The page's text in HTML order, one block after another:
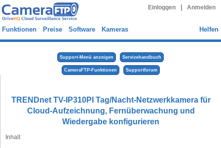
Einloggen Anmelden
Funktionen Preise Software Kameras Helfen
Support-Menü anzeigen Servicehandbuch
CameraFTP-Funktionen Supportforum
TRENDnet TV-IP310PI Tag/Nacht-Netzwerkkamera für
Cloud-Aufzeichnung, Fernüberwachung und
Wiedergabe konfigurieren
Inhalt